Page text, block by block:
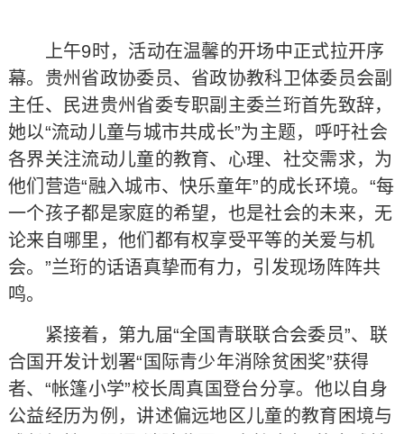
上午9时，活动在温馨的开场中正式拉开序
幕。贵州省政协委员、省政协教科卫体委员会副
主任、民进贵州省委专职副主委兰珩首先致辞，
她以“流动儿童与城市共成长”为主题，呼吁社会
各界关注流动儿童的教育、心理、社交需求，为
他们营造“融入城市、快乐童年”的成长环境。“每
一个孩子都是家庭的希望，也是社会的未来，无
论来自哪里，他们都有权享受平等的关爱与机
会。”兰珩的话语真挚而有力，引发现场阵阵共
鸣。
紧接着，第九届“全国青联联合会委员”、联
合国开发计划署“国际青少年消除贫困奖”获得
者、“帐篷小学”校长周真国登台分享。他以自身
公益经历为例，讲述偏远地区儿童的教育困境与